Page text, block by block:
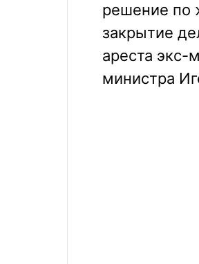
решение по
закрытие
ареста экс-
министра